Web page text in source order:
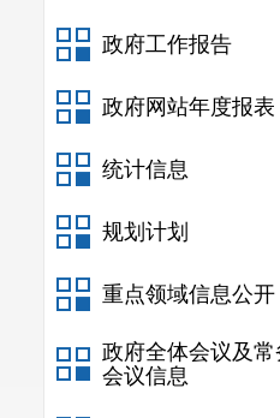
政府工作报告
政府网站年度报表
统计信息
规划计划
重点领域信息公开
政府全体会议及常
会议信息